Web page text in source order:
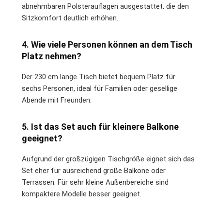
abnehmbaren Polsterauflagen ausgestattet, die den
Sitzkomfort deutlich erhöhen.
4. Wie viele Personen können an dem Tisch
Platz nehmen?
Der 230 cm lange Tisch bietet bequem Platz für
sechs Personen, ideal für Familien oder gesellige
Abende mit Freunden.
5. Ist das Set auch für kleinere Balkone
geeignet?
Aufgrund der großzügigen Tischgröße eignet sich das
Set eher für ausreichend große Balkone oder
Terrassen. Für sehr kleine Außenbereiche sind
kompaktere Modelle besser geeignet.